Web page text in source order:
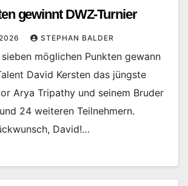
gewinnt DWZ-Turnier
STEPHAN BALDER
möglichen Punkten gewann
David Kersten das jüngste
Arya Tripathy und seinem Bruder
24 weiteren Teilnehmern.
David!…